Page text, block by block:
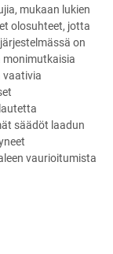
mukaan lukien
olosuhteet, jotta
on
vaativia
säädöt laadun
vaurioitumista